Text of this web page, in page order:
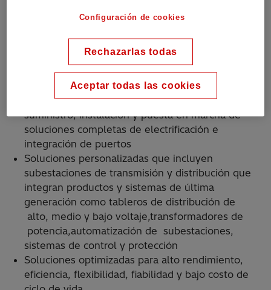
productividad.
¿Por qué Hitachi Energy?
Hitachi Energy está bien posicionada para
implementar el concepto de puerto inteligente
al ofrecer una única interfaz para el diseño,
suministro, instalación y puesta en marcha de
soluciones completas de electrificación e
integración de puertos
Soluciones personalizadas que incluyen
subestaciones de transmisión y distribución que
integran productos y sistemas de última
generación como tableros de distribución de
alto, medio y bajo voltaje,transformadores de
potencia,automatización de subestaciones,
sistemas de control y protección
Soluciones optimizadas para alto rendimiento,
eficiencia, flexibilidad, fiabilidad y bajo costo de
Configuración de cookies
Rechazarlas todas
Aceptar todas las cookies